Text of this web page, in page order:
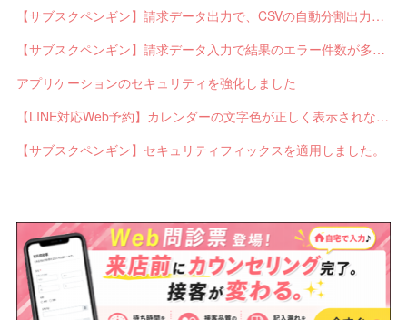
【サブスクペンギン】請求データ出力で、CSVの自動分割出力と出力ステータスの確認ができるようになりました。
【サブスクペンギン】請求データ入力で結果のエラー件数が多い場合に応答不能になるバグを修正しました。
アプリケーションのセキュリティを強化しました
【LINE対応Web予約】カレンダーの文字色が正しく表示されないバグを修正しました。
【サブスクペンギン】セキュリティフィックスを適用しました。